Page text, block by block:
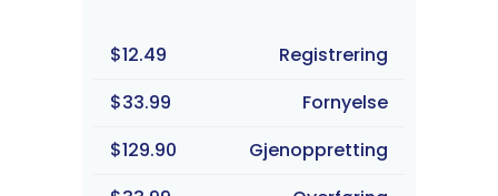
$12.49
Registrering
$33.99
Fornyelse
$129.90
Gjenoppretting